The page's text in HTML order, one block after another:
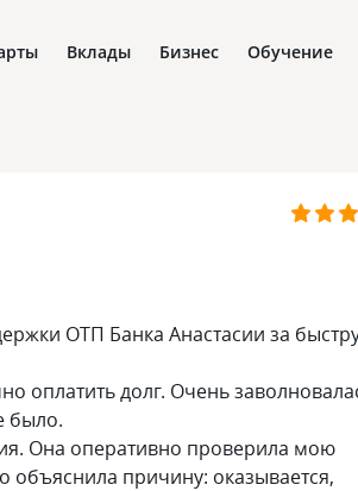
Вклады Бизнес Обучение
ОТП Банка Анастасии за
оплатить долг. Очень
было.
Она оперативно проверила мою
объяснила причину: оказывается,